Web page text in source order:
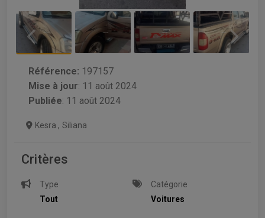
Référence: 197157
Mise à jour: 11 août 2024
Publiée: 11 août 2024
Kesra , Siliana
Critères
Type
Tout
Catégorie
Voitures